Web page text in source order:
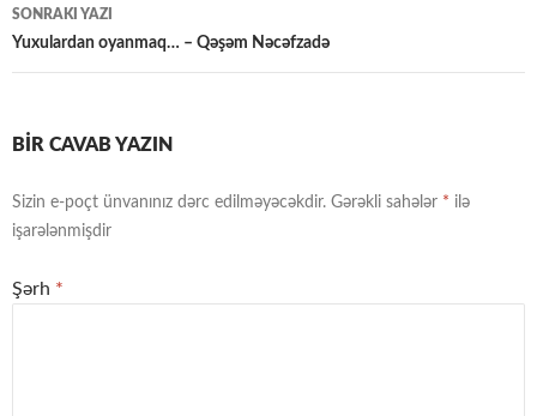
SONRAKI YAZI
Yuxulardan oyanmaq… – Qəşəm Nəcəfzadə
BIR CAVAB YAZIN
Sizin e-poçt ünvanınız dərc edilməyəcəkdir. Gərəkli sahələr * ilə
işarələnmişdir
Şərh *